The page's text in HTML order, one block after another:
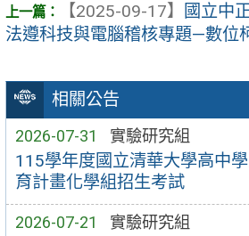
相關公告
2026-07-31 實驗研究組
115學年度國立清華大學高中
育計畫化學組招生考試
2026-07-21 實驗研究組
【2025-09-17】
國立中
法遵科技與電腦稽核專題—數位